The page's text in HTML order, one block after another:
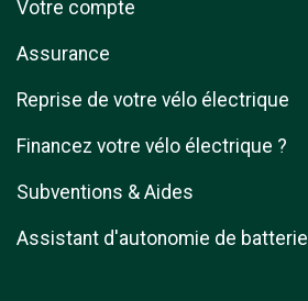
Votre compte
Assurance
Reprise de votre vélo électrique
Financez votre vélo électrique ?
Subventions & Aides
Assistant d'autonomie de batterie